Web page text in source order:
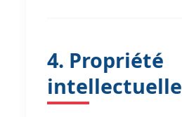
4. Propriété
intellectuelle